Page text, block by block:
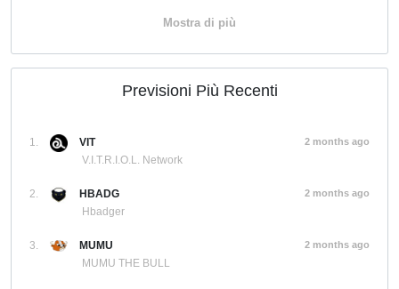
Mostra di più
Previsioni Più Recenti
1.
VIT
V.I.T.R.I.O.L. Network
2 months ago
2.
HBADG
Hbadger
2 months ago
3.
MUMU
MUMU THE BULL
2 months ago